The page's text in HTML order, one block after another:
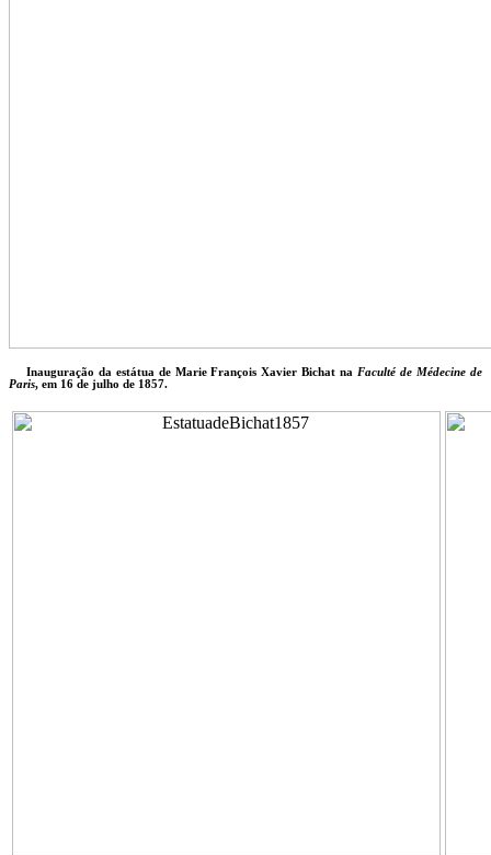
Inauguração da estátua de Marie François Xavier Bichat na Faculté de Médecine de
Paris, em 16 de julho de 1857.